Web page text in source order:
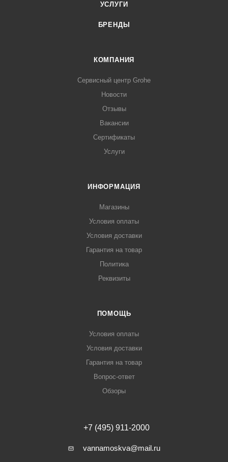
УСЛУГИ
БРЕНДЫ
КОМПАНИЯ
Сервисный центр Grohe
Новости
Отзывы
Вакансии
Сертификаты
Услуги
ИНФОРМАЦИЯ
Магазины
Условия оплаты
Условия доставки
Гарантия на товар
Политика
Реквизиты
ПОМОЩЬ
Условия оплаты
Условия доставки
Гарантия на товар
Вопрос-ответ
Обзоры
+7 (495) 911-2000
vannamoskva@mail.ru